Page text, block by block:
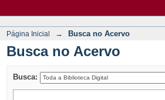
Página Inicial → Busca no Acervo
Busca no Acervo
Busca: